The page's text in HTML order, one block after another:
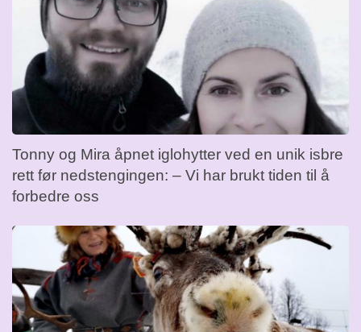
Tonny og Mira åpnet iglohytter ved en unik isbre
rett før nedstengingen: – Vi har brukt tiden til å
forbedre oss